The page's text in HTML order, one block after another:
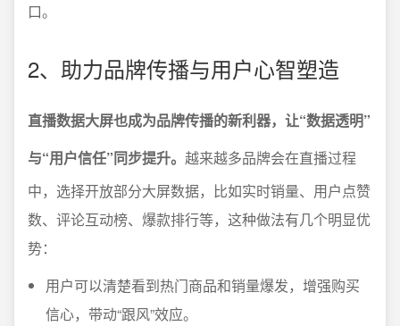
口。
2、助力品牌传播与用户心智塑造
直播数据大屏也成为品牌传播的新利器，让“数据透明”
与“用户信任”同步提升。 越来越多品牌会在直播过程
中，选择开放部分大屏数据，比如实时销量、用户点赞
数、评论互动榜、爆款排行等，这种做法有几个明显优
势：
用户可以清楚看到热门商品和销量爆发，增强购买
信心，带动“跟风”效应。